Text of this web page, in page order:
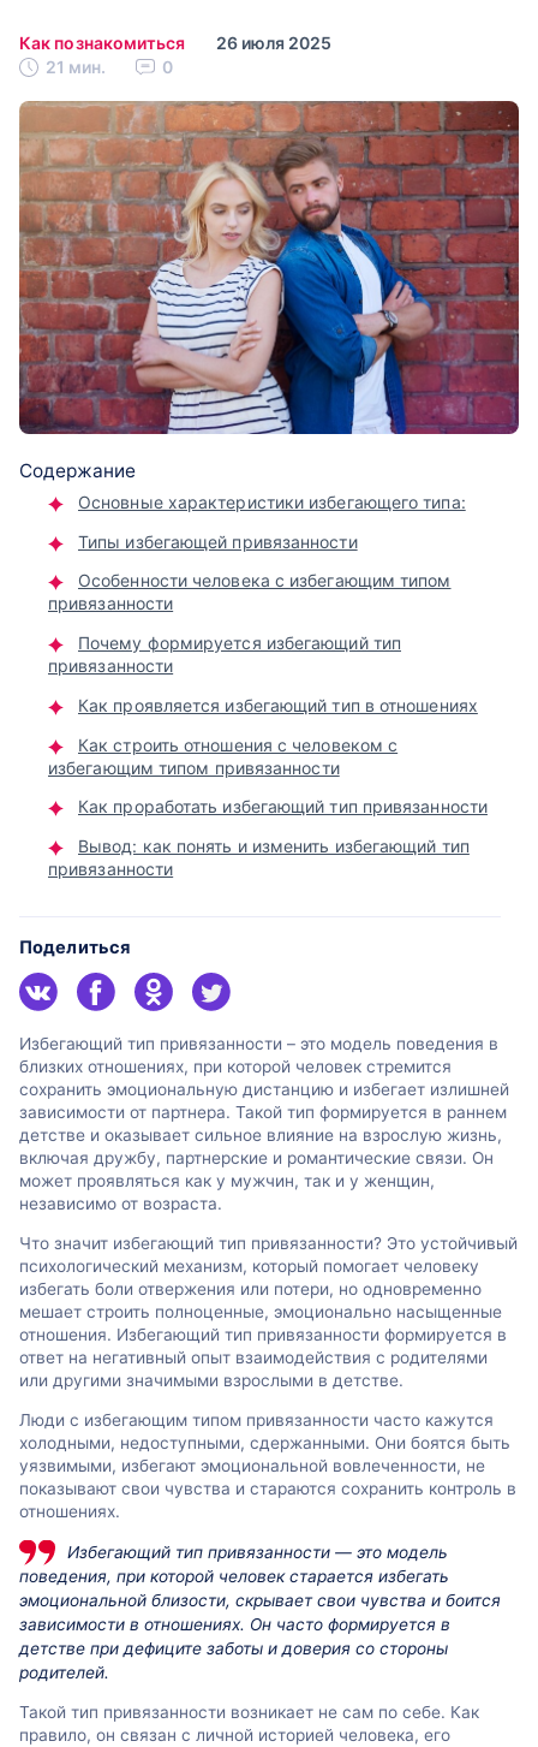
Как познакомиться
26 июля 2025
21 мин.
0
Содержание
Основные характеристики избегающего типа:
Типы избегающей привязанности
Особенности человека с избегающим типом
привязанности
Почему формируется избегающий тип
привязанности
Как проявляется избегающий тип в отношениях
Как строить отношения с человеком с
избегающим типом привязанности
Как проработать избегающий тип привязанности
Вывод: как понять и изменить избегающий тип
привязанности
Поделиться
Избегающий тип привязанности – это модель поведения в
близких отношениях, при которой человек стремится
сохранить эмоциональную дистанцию и избегает излишней
зависимости от партнера. Такой тип формируется в раннем
детстве и оказывает сильное влияние на взрослую жизнь,
включая дружбу, партнерские и романтические связи. Он
может проявляться как у мужчин, так и у женщин,
независимо от возраста.
Что значит избегающий тип привязанности? Это устойчивый
психологический механизм, который помогает человеку
избегать боли отвержения или потери, но одновременно
мешает строить полноценные, эмоционально насыщенные
отношения. Избегающий тип привязанности формируется в
ответ на негативный опыт взаимодействия с родителями
или другими значимыми взрослыми в детстве.
Люди с избегающим типом привязанности часто кажутся
холодными, недоступными, сдержанными. Они боятся быть
уязвимыми, избегают эмоциональной вовлеченности, не
показывают свои чувства и стараются сохранить контроль в
отношениях.
Избегающий тип привязанности — это модель
поведения, при которой человек старается избегать
эмоциональной близости, скрывает свои чувства и боится
зависимости в отношениях. Он часто формируется в
детстве при дефиците заботы и доверия со стороны
родителей.
Такой тип привязанности возникает не сам по себе. Как
правило, он связан с личной историей человека, его